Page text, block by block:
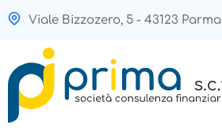
Viale Bizzozero, 5 - 43123 Parma